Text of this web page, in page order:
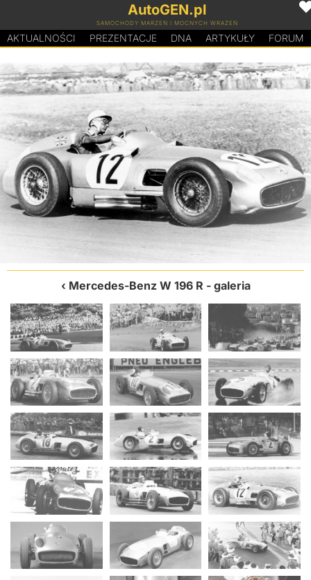
AutoGEN.pl
SAMOCHODY MARZEŃ I MOCNYCH WRAŻEŃ
AKTUALNOŚCI PREZENTACJE DNA ARTYKUŁY FORUM
Mercedes-Benz W 196 R - galeria